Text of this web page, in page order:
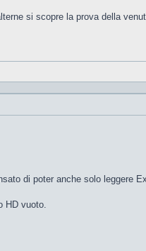
si scopre la prova della
di poter anche solo leggere
HD vuoto.